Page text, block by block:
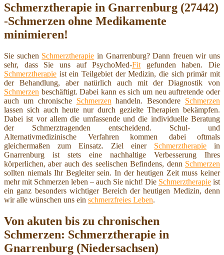
Schmerztherapie in Gnarrenburg (27442)
-Schmerzen ohne Medikamente
minimieren!
Sie suchen Schmerztherapie in Gnarrenburg? Dann freuen wir uns
sehr, dass Sie uns auf PsychoMed-Fit gefunden haben. Die
Schmerztherapie ist ein Teilgebiet der Medizin, die sich primär mit
der Behandlung, aber natürlich auch mit der Diagnostik von
Schmerzen beschäftigt. Dabei kann es sich um neu auftretende oder
auch um chronische Schmerzen handeln. Besondere Schmerzen
lassen sich auch heute nur durch gezielte Therapien bekämpfen.
Dabei ist vor allem die umfassende und die individuelle Beratung
der Schmerztragenden entscheidend. Schul- und
Alternativmedizinische Verfahren kommen dabei oftmals
gleichermaßen zum Einsatz. Ziel einer Schmerztherapie in
Gnarrenburg ist stets eine nachhaltige Verbesserung Ihres
körperlichen, aber auch des seelischen Befindens, denn Schmerzen
sollten niemals Ihr Begleiter sein. In der heutigen Zeit muss keiner
mehr mit Schmerzen leben – auch Sie nicht! Die Schmerztherapie ist
ein ganz besonders wichtiger Bereich der heutigen Medizin, denn
wir alle wünschen uns ein schmerzfreies Leben.
Von akuten bis zu chronischen
Schmerzen: Schmerztherapie in
Gnarrenburg (Niedersachsen)